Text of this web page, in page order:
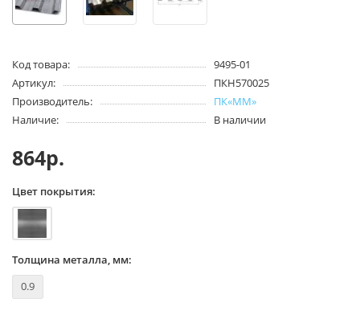
Код товара:
9495-01
Артикул:
ПКН570025
Производитель:
ПК«ММ»
Наличие:
В наличии
864р.
Цвет покрытия:
Толщина металла, мм:
0.9